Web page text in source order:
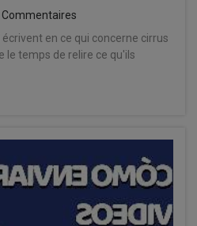
Commentaires
en ce qui concerne cirrus
le temps de relire ce qu'ils